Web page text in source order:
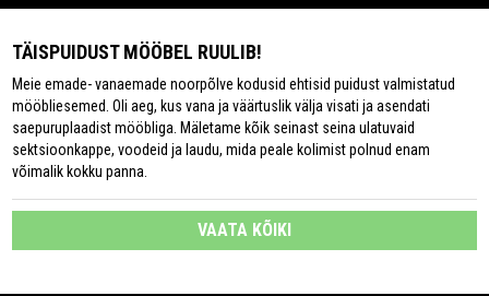
TÄISPUIDUST MÖÖBEL RUULIB!
Meie emade- vanaemade noorpõlve kodusid ehtisid puidust valmistatud
mööbliesemed. Oli aeg, kus vana ja väärtuslik välja visati ja asendati
saepuruplaadist mööbliga. Mäletame kõik seinast seina ulatuvaid
sektsioonkappe, voodeid ja laudu, mida peale kolimist polnud enam
võimalik kokku panna.
VAATA KÕIKI